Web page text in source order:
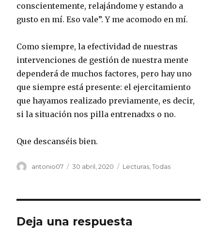
conscientemente, relajándome y estando a
gusto en mí. Eso vale”. Y me acomodo en mí.
Como siempre, la efectividad de nuestras
intervenciones de gestión de nuestra mente
dependerá de muchos factores, pero hay uno
que siempre está presente: el ejercitamiento
que hayamos realizado previamente, es decir,
si la situación nos pilla entrenadxs o no.
Que descanséis bien.
Autor
antonio07
Publicado
30 abril, 2020 Categorías
Lecturas ,Todas
Deja una respuesta